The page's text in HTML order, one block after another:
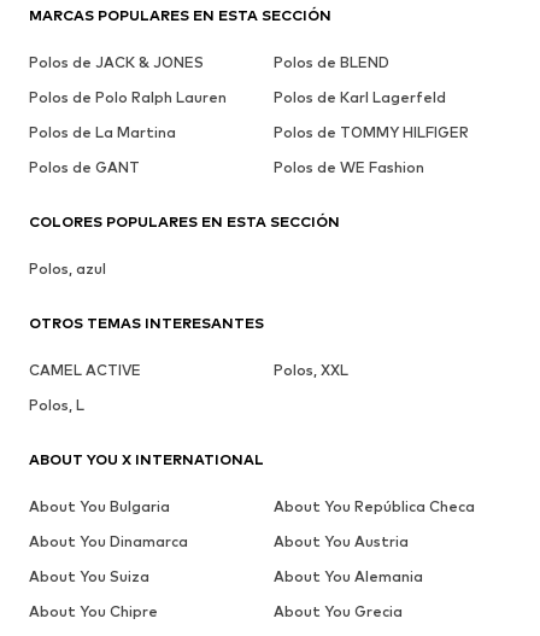
MARCAS POPULARES EN ESTA SECCIÓN
Polos de JACK & JONES
Polos de BLEND
Polos de Polo Ralph Lauren
Polos de Karl Lagerfeld
Polos de La Martina
Polos de TOMMY HILFIGER
Polos de GANT
Polos de WE Fashion
COLORES POPULARES EN ESTA SECCIÓN
Polos, azul
OTROS TEMAS INTERESANTES
CAMEL ACTIVE
Polos, XXL
Polos, L
ABOUT YOU X INTERNATIONAL
About You Bulgaria
About You República Checa
About You Dinamarca
About You Austria
About You Suiza
About You Alemania
About You Chipre
About You Grecia